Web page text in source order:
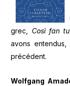
grec, Così fan
avons entendus,
précédent.
Wolfgang